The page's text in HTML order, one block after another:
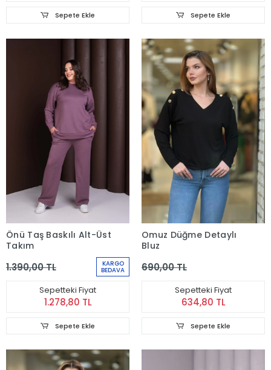
Sepete Ekle Sepete Ekle
Önü Taş Baskılı Alt-Üst
Takım
1.390,00 TL KARGO
BEDAVA
Sepetteki Fiyat
1.278,80 TL
Sepete Ekle
Omuz Düğme Detaylı
Bluz
690,00 TL
Sepetteki Fiyat
634,80 TL
Sepete Ekle